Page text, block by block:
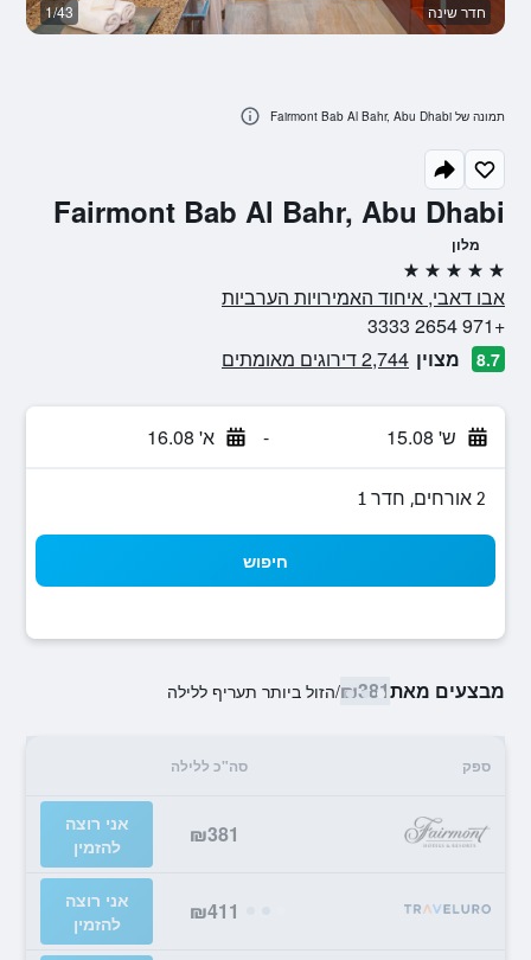
Fairmont Bab Al Bahr, Abu Dhabi
מלון
5 כוכבים
אבו דאבי, איחוד האמירויות הערביות
+971 2654 3333
8.7 מצוין 2,744 דירוגים מאומתים
ש' 15.08 - א' 16.08
2 אורחים, חדר 1
חיפוש
מבצעים מאת₪381
/הזול ביותר תעריף ללילה
ספק סה"כ ללילה
₪381
אני רוצה
להזמין
₪411
אני רוצה
להזמין
חדר שינה 1/43
תמונה של Fairmont Bab Al Bahr, Abu Dhabi